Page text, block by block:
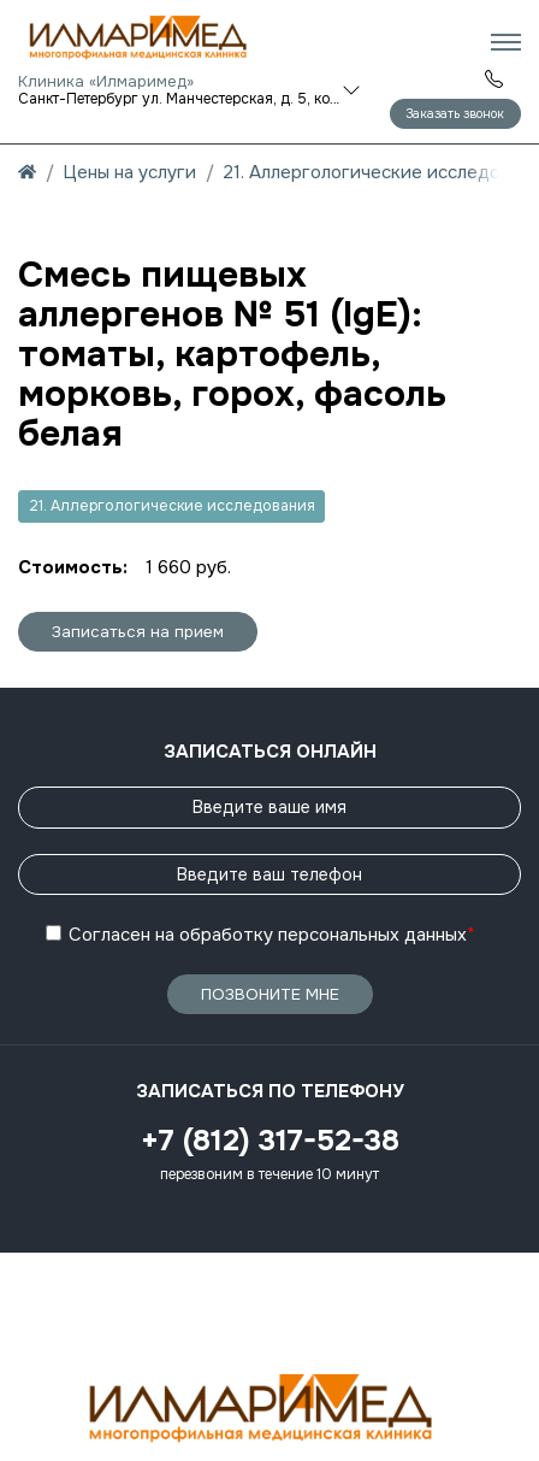
Клиника «Илмаримед»
Санкт-Петербург ул. Манчестерская, д. 5, корп. 1
Заказать звонок
Цены на услуги 21. Аллергологические
Смесь пищевых
аллергенов № 51 (IgE):
томаты, картофель,
морковь, горох, фасоль
белая
21. Аллергологические исследования
Стоимость: 1 660 руб.
Записаться на прием
ЗАПИСАТЬСЯ ОНЛАЙН
Согласен на обработку персональных данных*
ПОЗВОНИТЕ МНЕ
ЗАПИСАТЬСЯ ПО ТЕЛЕФОНУ
+7 (812) 317-52-38
перезвоним в течение 10 минут